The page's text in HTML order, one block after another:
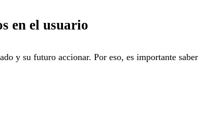
en el usuario
y su futuro accionar. Por eso, es importante